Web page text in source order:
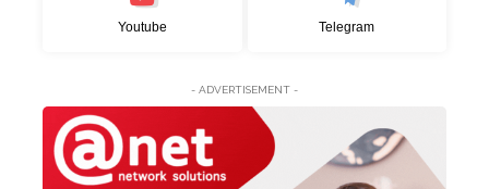
Youtube Telegram
- ADVERTISEMENT -